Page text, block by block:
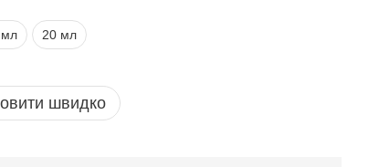
20 мл
швидко